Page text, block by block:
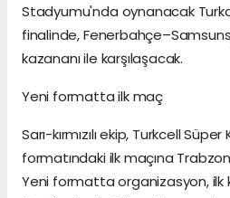
Stadyumu'nda oynanacak
finalinde,
kazananı ile karşılaşacak.
Yeni formatta ilk maç
Sarı-kırmızılı ekip, Turkcell Süper
formatındaki ilk maçına
Yeni formatta organizasyon, ilk